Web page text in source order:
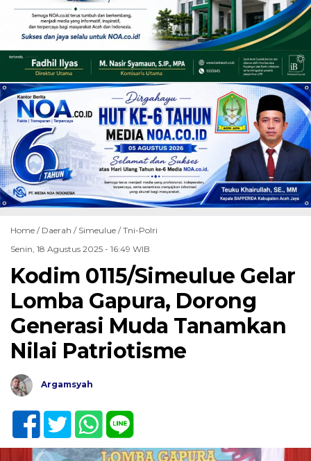
Home / Daerah / Simeulue /Tni-Polri
Senin, 18 Agustus 2025 - 16:49 WIB
Kodim 0115/Simeulue Gelar
Lomba Gapura, Dorong
Generasi Muda Tanamkan
Nilai Patriotisme
Argamsyah